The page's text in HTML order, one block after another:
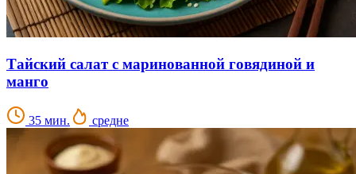
Тайский салат с маринованной говядиной и
манго
35 мин. средне